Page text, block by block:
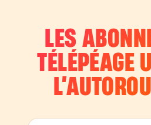
LES
TÉLÉPÉAGE